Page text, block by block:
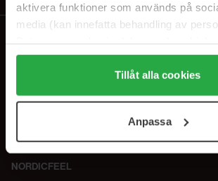
aktivera funktioner som används på
media (kan innefatta behandling av
Genom att trycka på "Tillåt alla cookies"
alla cookies, medan du under "Detaljer"
användningen av cookies. Du kan när
samt vår Integritetspolicy.
Tillåt alla cookies
Anpassa
NORDICFEEL